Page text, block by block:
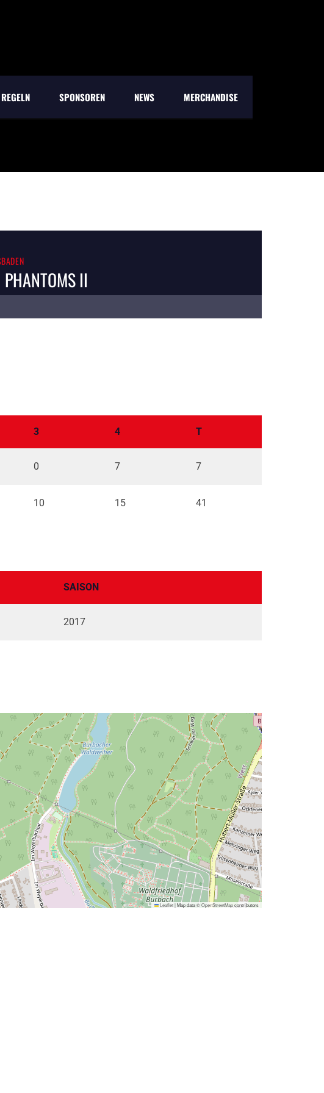
REGELN SPONSOREN NEWS MERCHANDISE
II
3 4 T
0 7 7
10 15 41
SAISON
2017
Leaflet|Map data ©OpenStreetMapcontributors